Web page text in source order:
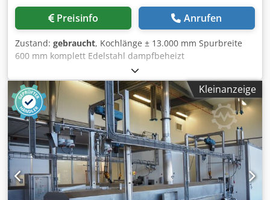
Preisinfo Anrufen
Zustand: gebraucht, Kochlänge ± 13.000 mm Spurbreite
600 mm komplett Edelstahl dampfbeheizt
(Dampfgenerator nicht enthalten): 780 kg/st (6bar) mit
elektrische Hebevorrichtung Temperaturverteilung in 2
Zonen Abmessungen (L x B x H) : ± 14.400 x 2.000 x 2.700
mm stufenlose Geschwindigkeit Cedpfx Aqozkabtjvjrf
Kleinanzeige